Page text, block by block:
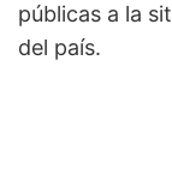
públicas a la
del país.